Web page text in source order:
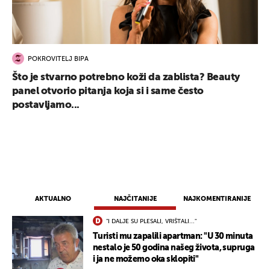
AKTUALNO NAJČITANIJE NAJKOMENTIRANIJE
"I DALJE SU PLESALI, VRIŠTALI..."
Turisti mu zapalili apartman: "U 30 minuta
nestalo je 50 godina našeg života, supruga
i ja ne možemo oka sklopiti"
POKROVITELJ BIPA
Što je stvarno potrebno koži da zablista? Beauty
panel otvorio pitanja koja si i same često
postavljamo...